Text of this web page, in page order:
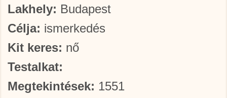
Lakhely: Budapest
Célja: ismerkedés
Kit keres: nő
Testalkat:
Megtekintések: 1551